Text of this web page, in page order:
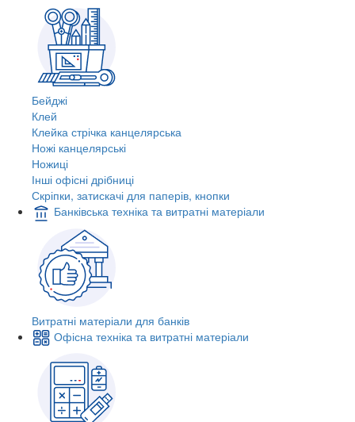
Бейджі
Клей
Клейка стрічка канцелярська
Ножі канцелярські
Ножиці
Інші офісні дрібниці
Скріпки, затискачі для паперів, кнопки
Банківська техніка та витратні матеріали
Витратні матеріали для банків
Офісна техніка та витратні матеріали